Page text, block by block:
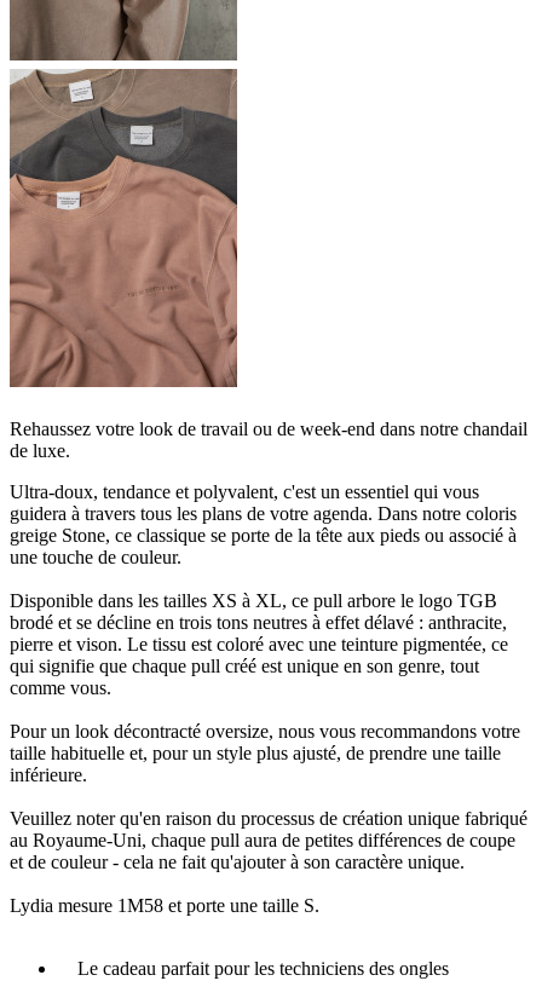
Rehaussez votre look de travail ou de week-end dans notre chandail
de luxe.
Ultra-doux, tendance et polyvalent, c'est un essentiel qui vous
guidera à travers tous les plans de votre agenda. Dans notre coloris
greige Stone, ce classique se porte de la tête aux pieds ou associé à
une touche de couleur.
Disponible dans les tailles XS à XL, ce pull arbore le logo TGB
brodé et se décline en trois tons neutres à effet délavé : anthracite,
pierre et vison. Le tissu est coloré avec une teinture pigmentée, ce
qui signifie que chaque pull créé est unique en son genre, tout
comme vous.​
Pour un look décontracté oversize, nous vous recommandons votre
taille habituelle et, pour un style plus ajusté, de prendre une taille
inférieure.
Veuillez noter qu'en raison du processus de création unique fabriqué
au Royaume-Uni, chaque pull aura de petites différences de coupe
et de couleur - cela ne fait qu'ajouter à son caractère unique.
Lydia mesure 1M58 et porte une taille S.
Le cadeau parfait pour les techniciens des ongles